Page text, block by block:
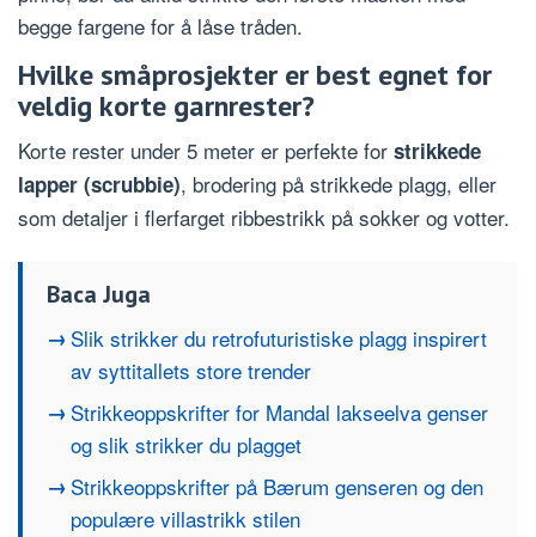
begge fargene for å låse tråden.
Hvilke småprosjekter er best egnet for
veldig korte garnrester?
Korte rester under 5 meter er perfekte for strikkede
lapper (scrubbie), brodering på strikkede plagg, eller
som detaljer i flerfarget ribbestrikk på sokker og votter.
Baca Juga
Slik strikker du retrofuturistiske plagg inspirert
av syttitallets store trender
Strikkeoppskrifter for Mandal lakseelva genser
og slik strikker du plagget
Strikkeoppskrifter på Bærum genseren og den
populære villastrikk stilen